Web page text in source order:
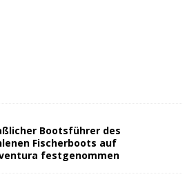
Bootsführer des
Fischerboots auf
festgenommen